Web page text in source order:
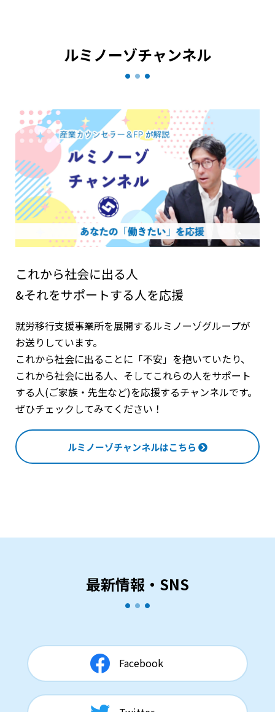
ルミノーゾチャンネル
これから社会に出る人
&それをサポートする人を応援
就労移行支援事業所を展開するルミノーゾグループが
お送りしています。
これから社会に出ることに「不安」を抱いていたり、
これから社会に出る人、そしてこれらの人をサポート
する人(ご家族・先生など)を応援するチャンネルです。
ぜひチェックしてみてください！
ルミノーゾチャンネルはこちら
最新情報・SNS
Facebook